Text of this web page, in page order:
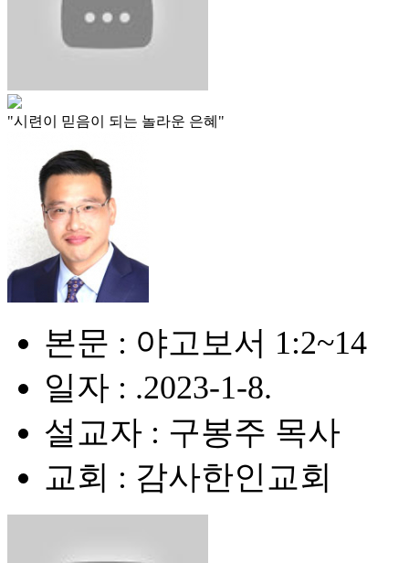
"시련이 믿음이 되는 놀라운 은혜"
본문 : 야고보서 1:2~14
일자 : .2023-1-8.
설교자 : 구봉주 목사
교회 : 감사한인교회